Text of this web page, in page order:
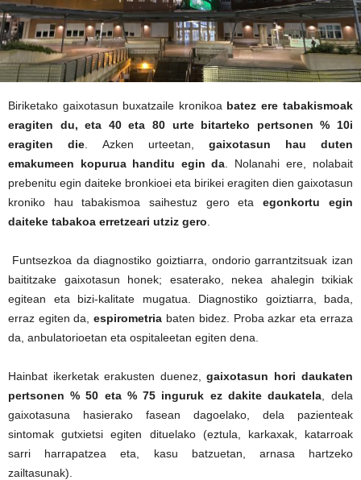
Biriketako gaixotasun buxatzaile kronikoa batez ere tabakismoak
eragiten du, eta 40 eta 80 urte bitarteko pertsonen % 10i
eragiten die . Azken urteetan, gaixotasun hau duten
emakumeen kopurua handitu egin da . Nolanahi ere, nolabait
prebenitu egin daiteke bronkioei eta birikei eragiten dien gaixotasun
kroniko hau tabakismoa saihestuz gero eta egonkortu egin
daiteke tabakoa erretzeari utziz gero
Funtsezkoa da diagnostiko goiztiarra, ondorio garrantzitsuak izan
baititzake gaixotasun honek; esaterako, nekea ahalegin txikiak
egitean eta bizi-kalitate mugatua. Diagnostiko goiztiarra, bada,
erraz egiten da, espirometria baten bidez. Proba azkar eta erraza
da, anbulatorioetan eta ospitaleetan egiten dena.
Hainbat ikerketak erakusten duenez, gaixotasun hori daukaten
pertsonen % 50 eta % 75 inguruk ez dakite daukatela , dela
gaixotasuna hasierako fasean dagoelako, dela pazienteak
sintomak gutxietsi egiten dituelako (eztula, karkaxak, katarroak
sarri harrapatzea eta, kasu batzuetan, arnasa hartzeko
zailtasunak).